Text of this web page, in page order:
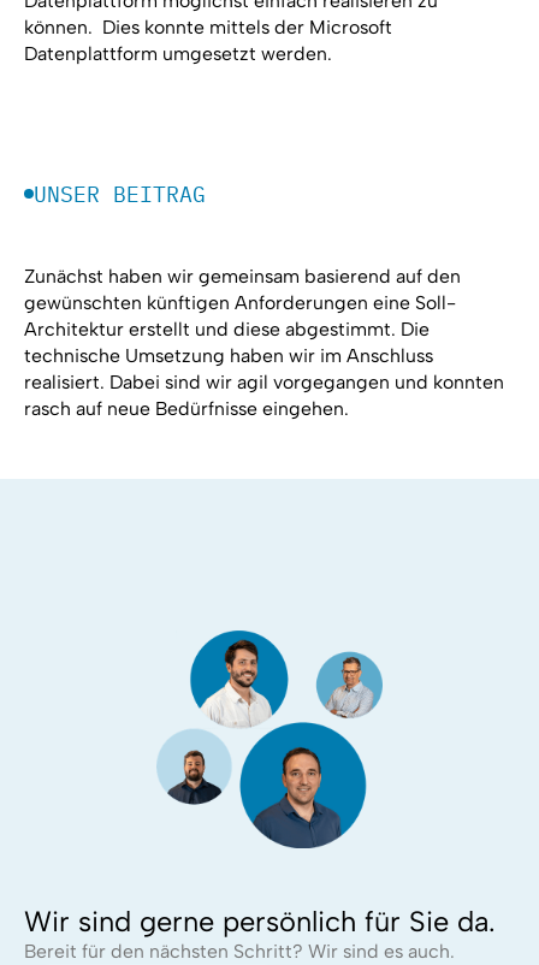
können. Dies konnte mittels der Microsoft
Datenplattform umgesetzt werden.
UNSER BEITRAG
Zunächst haben wir gemeinsam basierend auf den
gewünschten künftigen Anforderungen eine Soll-
Architektur erstellt und diese abgestimmt. Die
technische Umsetzung haben wir im Anschluss
realisiert. Dabei sind wir agil vorgegangen und konnten
rasch auf neue Bedürfnisse eingehen.
Wir sind gerne persönlich für Sie da.
Bereit für den nächsten Schritt? Wir sind es auch.